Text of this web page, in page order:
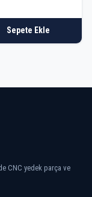
Sepete Ekle
CNC yedek parça ve